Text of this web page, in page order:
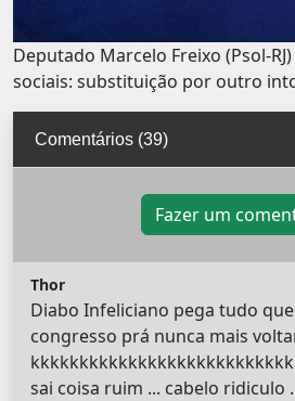
Deputado Marcelo Freixo (Psol-
sociais: substituição por outro
Comentários (39)
Fazer um
Thor
Diabo Infeliciano pega tudo
congresso prá nunca mais
sai coisa ruim ... cabelo ridiculo